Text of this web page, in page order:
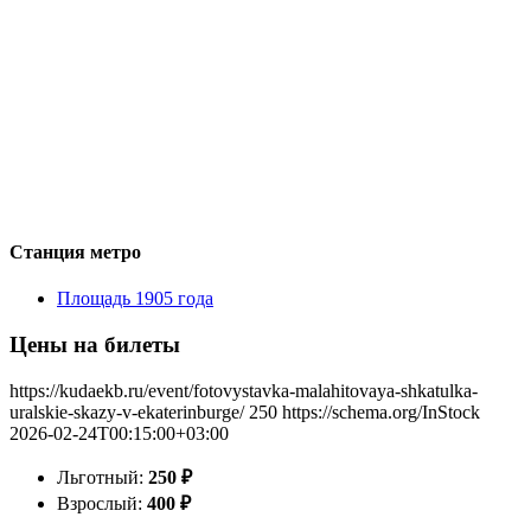
Станция метро
Площадь 1905 года
Цены на билеты
https://kudaekb.ru/event/fotovystavka-malahitovaya-shkatulka-
uralskie-skazy-v-ekaterinburge/ 250 https://schema.org/InStock
2026-02-24T00:15:00+03:00
Льготный: 250 ₽
Взрослый: 400 ₽